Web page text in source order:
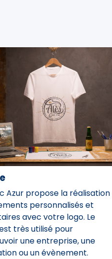
Azur propose la réalisation
personnalisés et
avec votre logo. Le
très utilisé pour
une entreprise, une
ou un évènement.